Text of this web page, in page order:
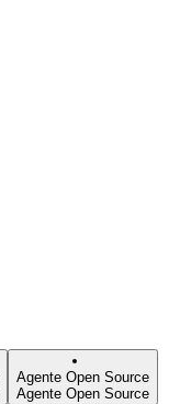
Agente Open Source
Agente Open Source